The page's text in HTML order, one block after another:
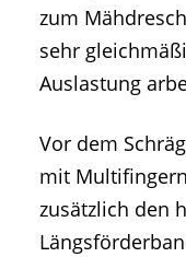
zum
sehr
Auslastung
Vor dem
mit
zusätzlich den